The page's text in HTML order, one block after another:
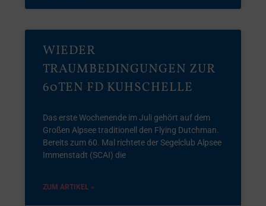
WIEDER
TRAUMBEDINGUNGEN ZUR
60TEN FD KUHSCHELLE
Das erste Wochenende im Juli gehört auf dem
Großen Alpsee traditionell den Flying Dutchman.
Bereits zum 60. Mal richtete der Segelclub Alpsee
Immenstadt (SCAI) die
ZUM ARTIKEL »